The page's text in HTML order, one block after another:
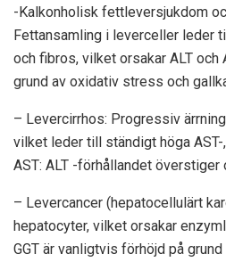
-Kalkonholisk fettleversjukdom
Fettansamling i leverceller leder
och fibros, vilket orsakar ALT och
grund av oxidativ stress och
– Levercirrhos: Progressiv
vilket leder till ständigt höga AST-,
AST: ALT -förhållandet överstiger
– Levercancer (hepatocellulärt
hepatocyter, vilket orsakar
GGT är vanligtvis förhöjd på